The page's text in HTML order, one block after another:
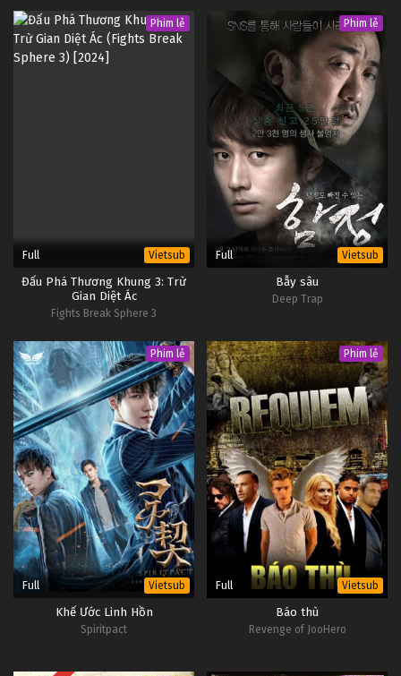
Phim lẻ
Full Vietsub
Đấu Phá Thương Khung 3: Trừ
Gian Diệt Ác
Fights Break Sphere 3
Phim lẻ
Full Vietsub
Bẫy sâu
Deep Trap
Phim lẻ
Full Vietsub
Khế Ước Linh Hồn
Spiritpact
Phim lẻ
Full Vietsub
Báo thù
Revenge of JooHero